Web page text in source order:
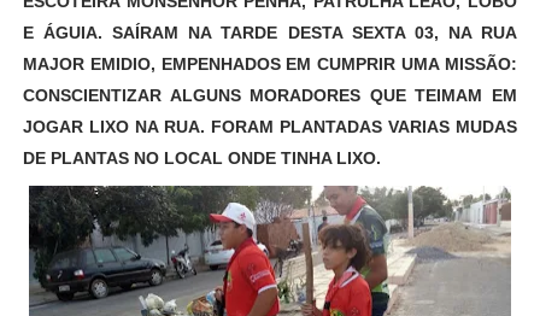
E ÁGUIA. SAÍRAM NA TARDE DESTA SEXTA 03, NA RUA
MAJOR EMIDIO, EMPENHADOS EM CUMPRIR UMA MISSÃO:
CONSCIENTIZAR ALGUNS MORADORES QUE TEIMAM EM
JOGAR LIXO NA RUA. FORAM PLANTADAS VARIAS MUDAS
DE PLANTAS NO LOCAL ONDE TINHA LIXO.